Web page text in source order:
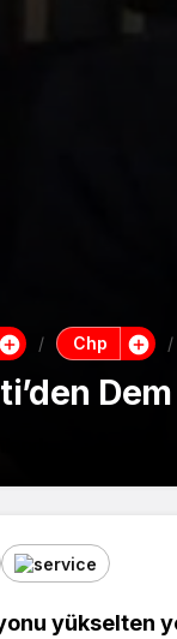
Chp
yükselten